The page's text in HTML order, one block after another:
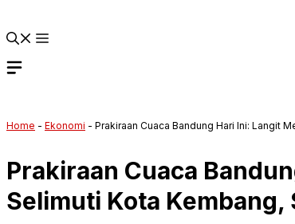
Home - Ekonomi - Prakiraan Cuaca Bandung Hari Ini: Langit
Prakiraan Cuaca
Selimuti Kota